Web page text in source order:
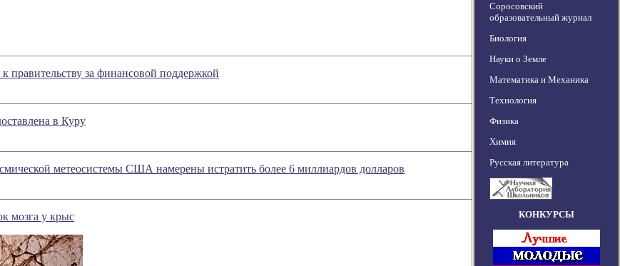
правительству за финансовой поддержкой
в Куру
метеосистемы США намерены истратить более 6 миллиардов долларов
мозга у крыс
Соросовский
образовательный журнал
Биология
Науки о Земле
Математика и Механика
Технология
Физика
Химия
Русская литература
КОНКУРСЫ